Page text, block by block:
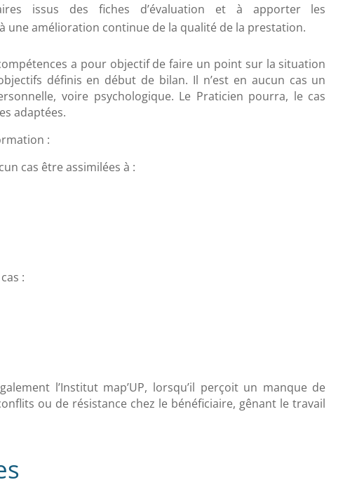
issus des fiches d’évaluation et à apporter les
une amélioration continue de la qualité de la prestation.
a pour objectif de faire un point sur la situation
définis en début de bilan. Il n’est en aucun cas un
voire psychologique. Le Praticien pourra, le cas
adaptées.
:
cas être assimilées à :
:
l’Institut map’UP, lorsqu’il perçoit un manque de
ou de résistance chez le bénéficiaire, gênant le travail